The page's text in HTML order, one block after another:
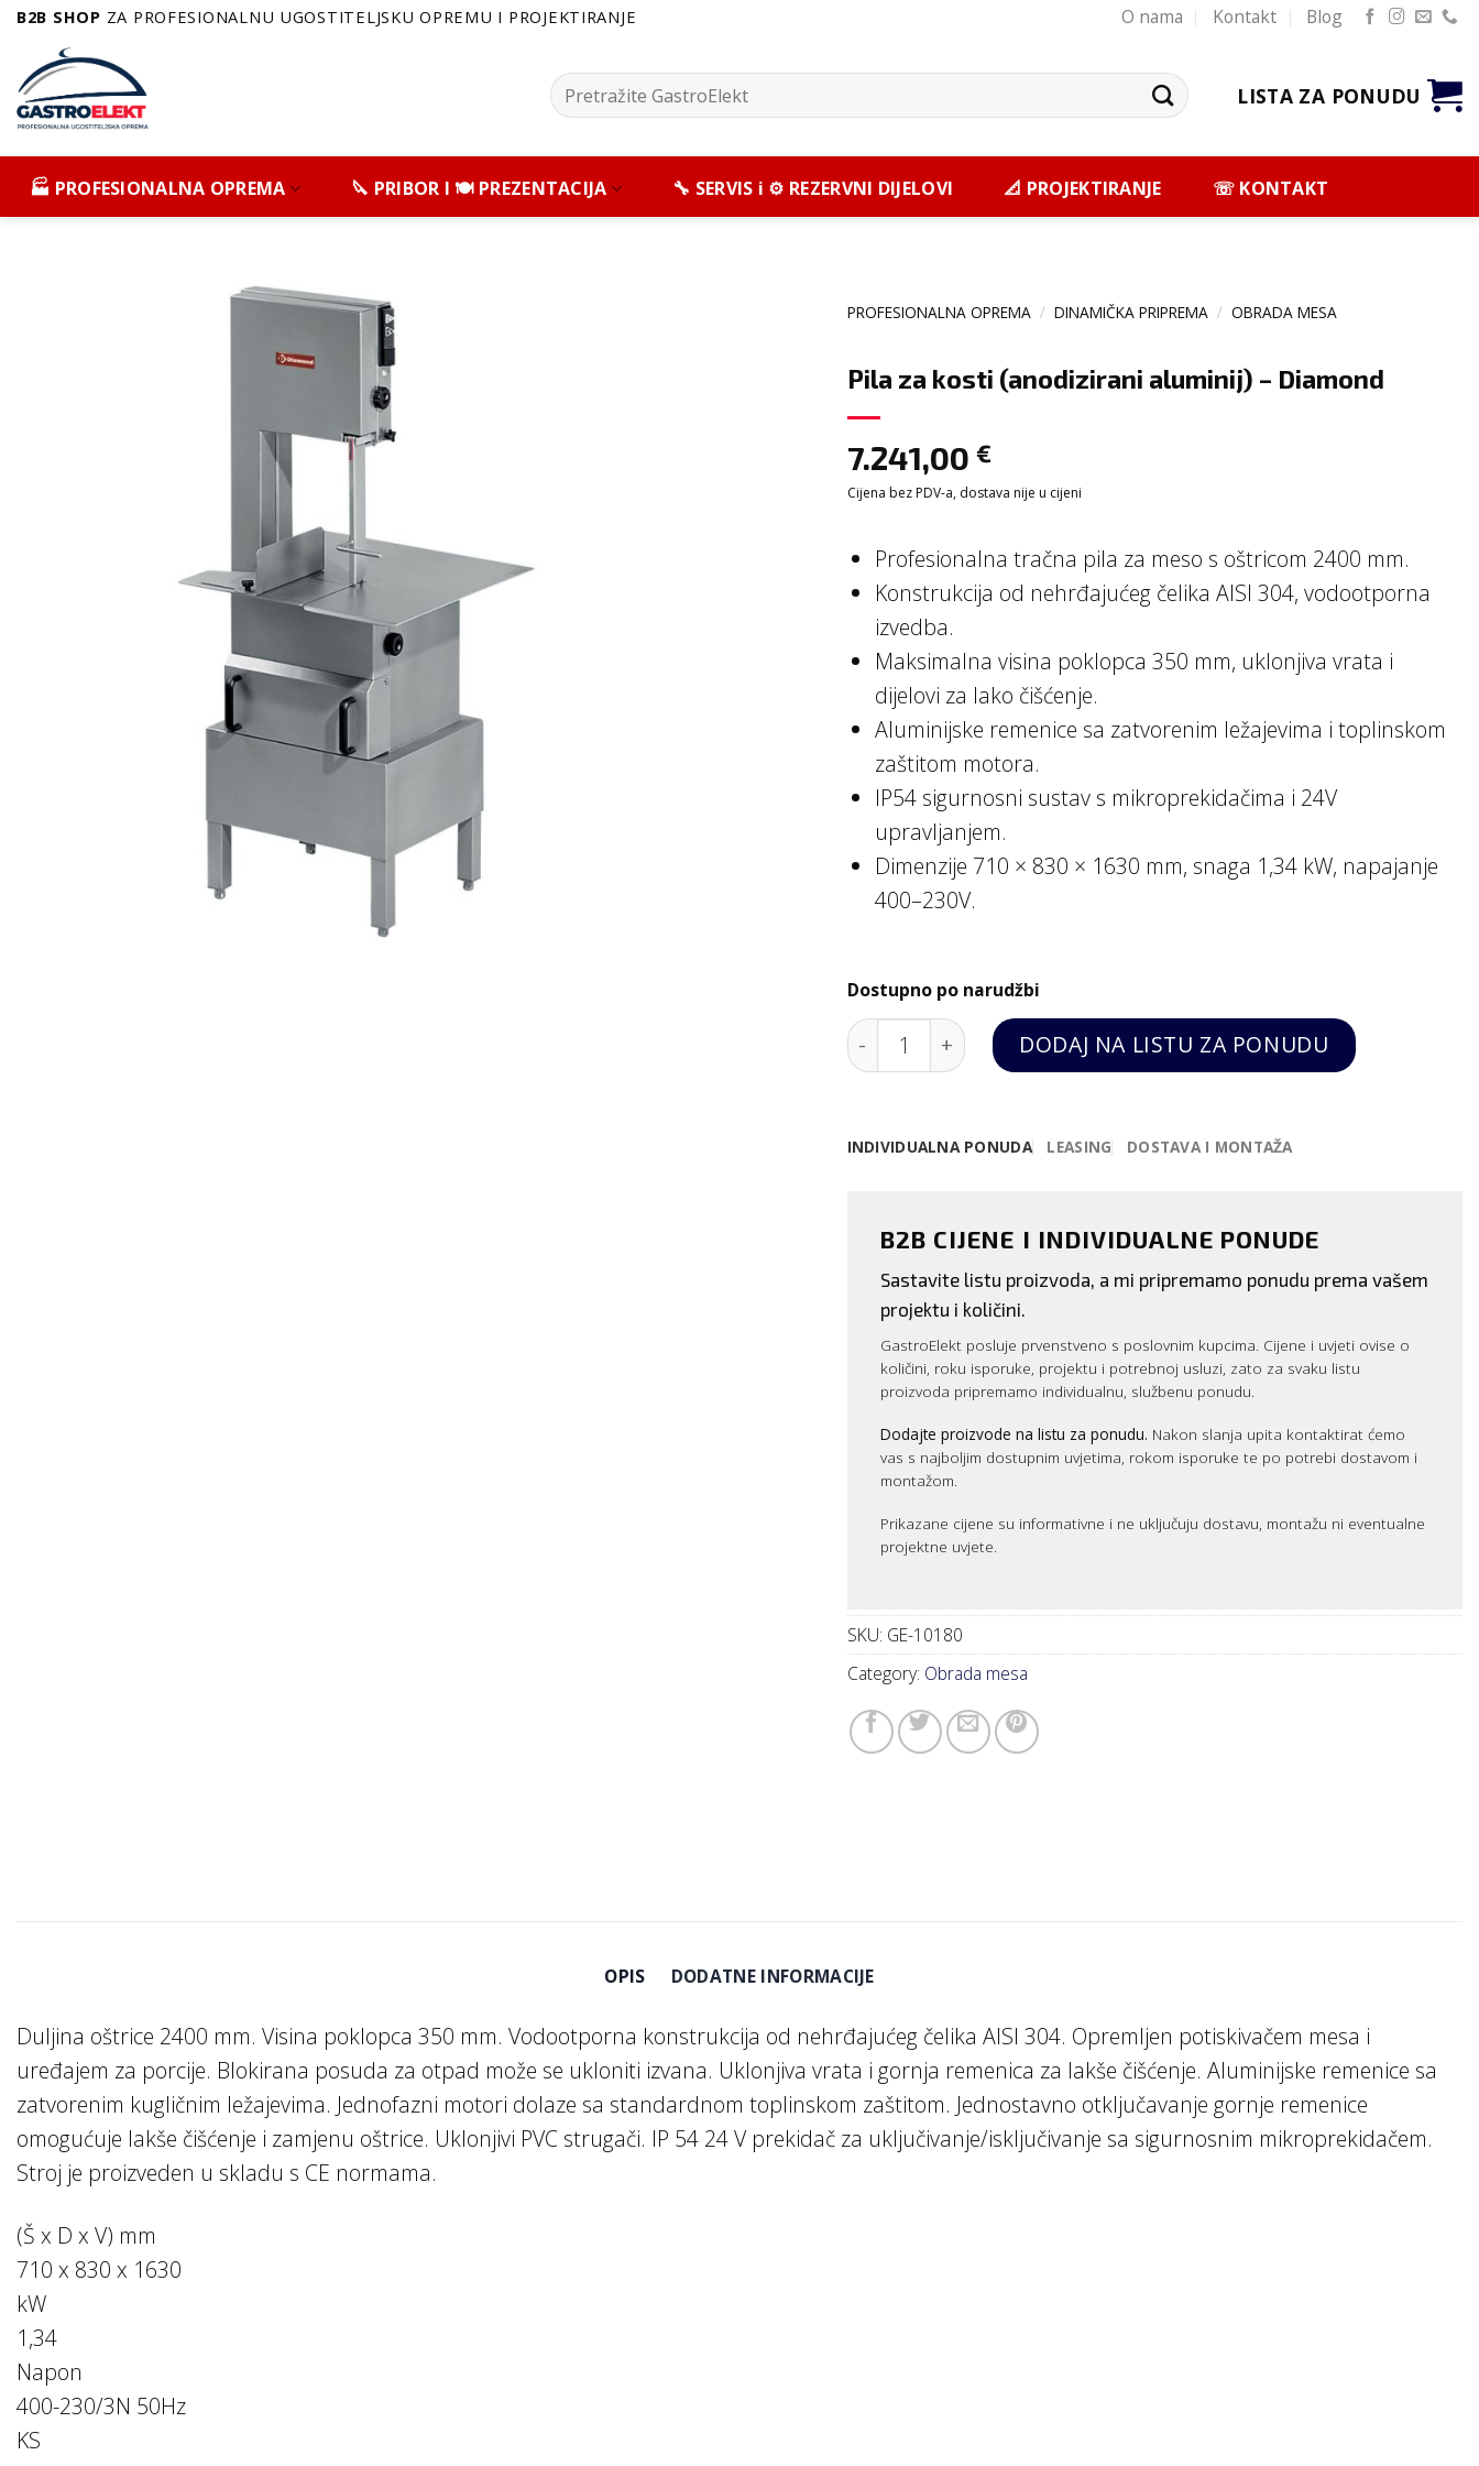
Skip
content
B2B SHOP ZA PROFESIONALNU UGOSTITELJSKU OPREMU I PROJEKTIRANJE O nama Kontakt Blog
Pretražite: LISTA ZA PONUDU
🏭 PROFESIONALNA OPREMA 🔪 PRIBOR I 🍽️ PREZENTACIJA 🔧 SERVIS i ⚙️ REZERVNI DIJELOVI 📐 PROJEKTIRANJE ☏ KONTAKT
PROFESIONALNA OPREMA / DINAMIČKA PRIPREMA / OBRADA MESA
Pila za kosti (anodizirani aluminij) – Diamond
7.241,00 €
Cijena bez PDV-a, dostava nije u cijeni
Profesionalna tračna pila za meso s oštricom 2400 mm.
Konstrukcija od nehrđajućeg čelika AISI 304, vodootporna
izvedba.
Maksimalna visina poklopca 350 mm, uklonjiva vrata i
dijelovi za lako čišćenje.
Aluminijske remenice sa zatvorenim ležajevima i toplinskom
zaštitom motora.
IP54 sigurnosni sustav s mikroprekidačima i 24V
upravljanjem.
Dimenzije 710 × 830 × 1630 mm, snaga 1,34 kW, napajanje
400–230V.
Dostupno po narudžbi
Pila za kosti (anodizirani aluminij) - Diamond quantity
DODAJ NA LISTU ZA PONUDU
INDIVIDUALNA PONUDA LEASING DOSTAVA I MONTAŽA
B2B CIJENE I INDIVIDUALNE PONUDE
Sastavite listu proizvoda, a mi pripremamo ponudu prema vašem
projektu i količini.
GastroElekt posluje prvenstveno s poslovnim kupcima. Cijene i uvjeti ovise o
količini, roku isporuke, projektu i potrebnoj usluzi, zato za svaku listu
proizvoda pripremamo individualnu, službenu ponudu.
Dodajte proizvode na listu za ponudu. Nakon slanja upita kontaktirat ćemo
vas s najboljim dostupnim uvjetima, rokom isporuke te po potrebi dostavom i
montažom.
Prikazane cijene su informativne i ne uključuju dostavu, montažu ni eventualne
projektne uvjete.
SKU: GE-10180
Category: Obrada mesa
OPIS DODATNE INFORMACIJE
Duljina oštrice 2400 mm. Visina poklopca 350 mm. Vodootporna konstrukcija od nehrđajućeg čelika AISI 304. Opremljen potiskivačem mesa i
uređajem za porcije. Blokirana posuda za otpad može se ukloniti izvana. Uklonjiva vrata i gornja remenica za lakše čišćenje. Aluminijske remenice sa
zatvorenim kugličnim ležajevima. Jednofazni motori dolaze sa standardnom toplinskom zaštitom. Jednostavno otključavanje gornje remenice
omogućuje lakše čišćenje i zamjenu oštrice. Uklonjivi PVC strugači. IP 54 24 V prekidač za uključivanje/isključivanje sa sigurnosnim mikroprekidačem.
Stroj je proizveden u skladu s CE normama.
(Š x D x V) mm
710 x 830 x 1630
kW
1,34
Napon
400-230/3N 50Hz
KS